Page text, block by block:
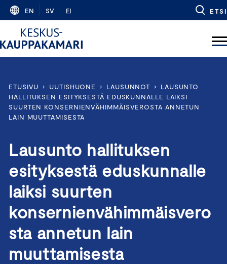
Skip
content
EN SV FI ETSI
ETUSIVU › UUTISHUONE › LAUSUNNOT ›
LAUSUNTO
HALLITUKSEN ESITYKSESTÄ EDUSKUNNALLE LAIKSI
SUURTEN KONSERNIENVÄHIMMÄISVEROSTA ANNETUN
LAIN MUUTTAMISESTA
Lausunto hallituksen
esityksestä eduskunnalle
laiksi suurten
konsernienvähimmäisvero
sta annetun lain
muuttamisesta